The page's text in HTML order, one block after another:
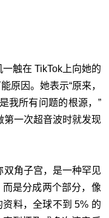
触在 TikTok上向她的
原因。她表示“原来，
我所有问题的根源，”
第一次超音波时就发现
双角子宫，是一种罕见
是分成两个部分，像
料，全球不到 5% 的